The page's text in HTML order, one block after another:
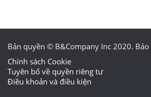
Bản quyền © B&Company Inc 2020.
Chính sách Cookie
Tuyên bố về quyền riêng tư
Điều khoản và điều kiện